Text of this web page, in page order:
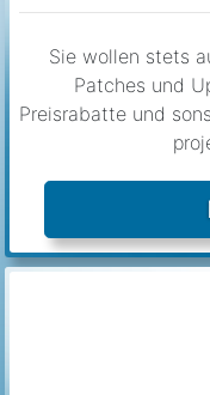
Sie wollen stets
Patches und
Preisrabatte und